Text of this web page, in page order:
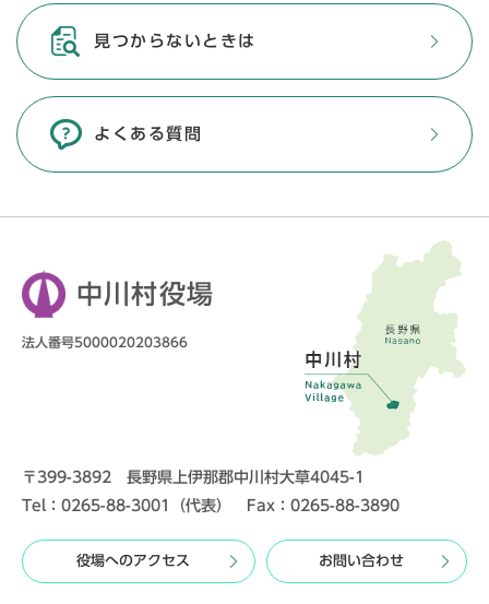
見つからないときは
よくある質問
中川村役場
法人番号5000020203866
〒399-3892 長野県上伊那郡中川村大草4045-1
Tel：0265-88-3001（代表） Fax：0265-88-3890
役場へのアクセス お問い合わせ